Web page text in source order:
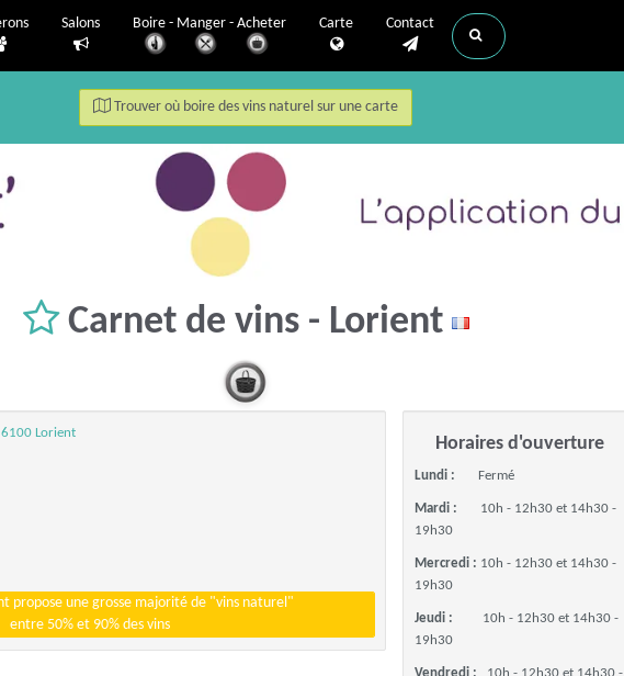
Salons Boire - Manger - Acheter Carte Contact
Trouver où boire des vins naturel sur une carte
Carnet de vins - Lorient
Lorient
propose une grosse majorité de "vins naturel"
entre 50% et 90% des vins
Horaires d'ouverture
Lundi : Fermé
Mardi :
10h - 12h30 et 14h30 -
19h30
Mercredi : 10h - 12h30 et 14h30 -
19h30
Jeudi :
10h - 12h30 et 14h30 -
19h30